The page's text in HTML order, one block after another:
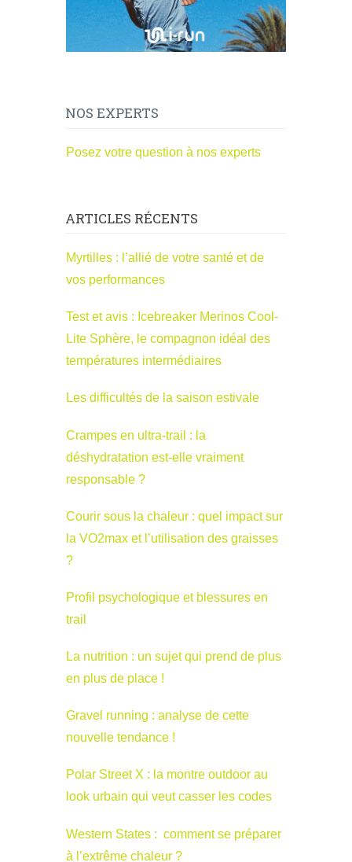
NOS EXPERTS
Posez votre question à nos experts
ARTICLES RÉCENTS
Myrtilles : l’allié de votre santé et de
vos performances
Test et avis : Icebreaker Merinos Cool-
Lite Sphère, le compagnon idéal des
températures intermédiaires
Les difficultés de la saison estivale
Crampes en ultra-trail : la
déshydratation est-elle vraiment
responsable ?
Courir sous la chaleur : quel impact sur
la VO2max et l’utilisation des graisses
?
Profil psychologique et blessures en
trail
La nutrition : un sujet qui prend de plus
en plus de place !
Gravel running : analyse de cette
nouvelle tendance !
Polar Street X : la montre outdoor au
look urbain qui veut casser les codes
Western States : comment se préparer
à l’extrême chaleur ?